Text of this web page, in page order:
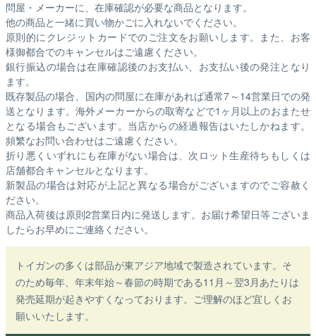
問屋・メーカーに、在庫確認が必要な商品となります。
他の商品と一緒に買い物かごに入れないでください。
原則的にクレジットカードでのご注文をお願いします。また、お客
様御都合でのキャンセルはご遠慮ください。
銀行振込の場合は在庫確認後のお支払い、お支払い後の発注となり
ます。
既存製品の場合、国内の問屋に在庫があれば通常7～14営業日での発
送となります。海外メーカーからの取寄などで1ヶ月以上のおまたせ
となる場合もございます。 当店からの経過報告はいたしかねます。
頻繁なお問い合わせはご遠慮ください。
折り悪くいずれにも在庫がない場合は、次ロット生産待ちもしくは
店舗都合キャンセルとなります。
新製品の場合は対応が上記と異なる場合がございますのでご容赦く
ださい。
商品入荷後は原則2営業日内に発送します。お届け希望日等ございま
したらお早めにご連絡ください。
トイガンの多くは部品が東アジア地域で製造されています。そ
のため毎年、年末年始～春節の時期である11月～翌3月あたりは
発売延期が起きやすくなっております。ご理解のほど宜しくお
願いいたします。